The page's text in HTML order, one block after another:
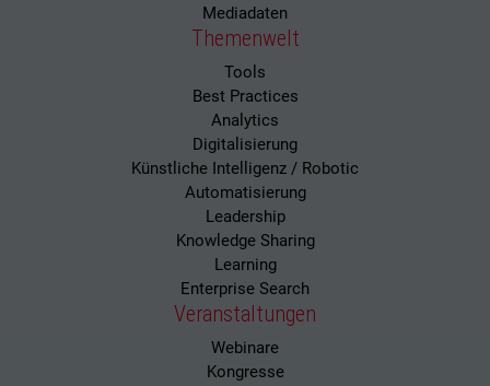
Mediadaten
Themenwelt
Tools
Best Practices
Analytics
Digitalisierung
Künstliche Intelligenz / Robotic
Automatisierung
Leadership
Knowledge Sharing
Learning
Enterprise Search
Veranstaltungen
Webinare
Kongresse